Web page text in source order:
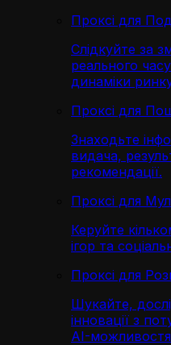
Проксі для
Слідкуйте за
реального
динаміки
Проксі для
Знаходьте
видача,
рекомендації.
Проксі для
Керуйте
ігор та
Проксі для
Шукайте,
інновації з
AI-